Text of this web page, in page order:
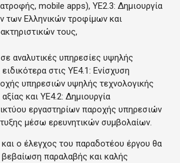
mobile apps), ΥE2.3: Δημιουργία
των Ελληνικών τροφίμων και
τους,
αναλυτικές υπηρεσίες υψηλής
στις ΥE4.1: Ενίσχυση
υπηρεσιών υψηλής τεχνολογικής
και ΥΕ4.2: Δημιουργία
εργαστηρίων παροχής υπηρεσιών
μέσω ερευνητικών συμβολαίων.
ο έλεγχος του παραδοτέου έργου θα
βεβαίωση παραλαβής και καλής